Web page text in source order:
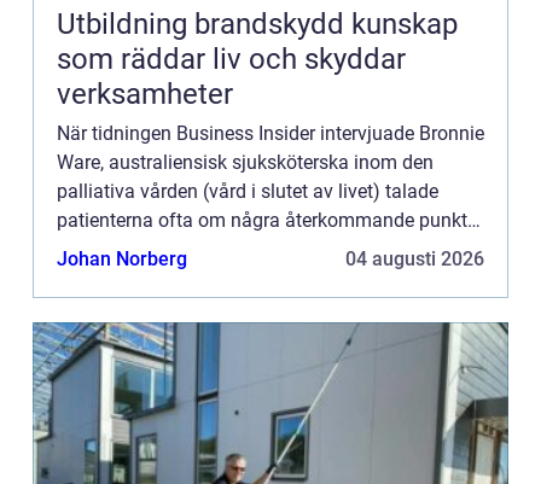
Utbildning brandskydd kunskap
som räddar liv och skyddar
verksamheter
När tidningen Business Insider intervjuade Bronnie
Ware, australiensisk sjuksköterska inom den
palliativa vården (vård i slutet av livet) talade
patienterna ofta om några återkommande punkter
som de skulle göra ...
Johan Norberg 04 augusti 2026